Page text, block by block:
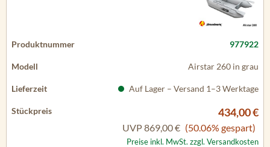
977922
Airstar 260 in grau
Auf Lager – Versand 1–3 Werktage
434,00 €
UVP869,00 € (50.06% gespart)
Preise inkl. MwSt. zzgl. Versandkosten